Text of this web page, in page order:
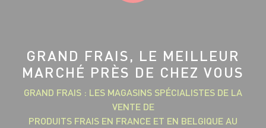
GRAND FRAIS, LE MEILLEUR
MARCHÉ PRÈS DE CHEZ VOUS
GRAND FRAIS : LES MAGASINS SPÉCIALISTES DE LA
VENTE DE
PRODUITS FRAIS EN FRANCE ET EN BELGIQUE AU